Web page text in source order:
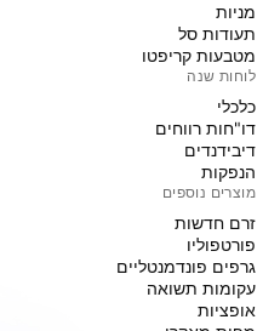
מניות‏
תעודות סל
מטבעות קריפטו
לוחות שנה
כלכלי
דו"חות רווחים
דיבידנדים
הנפקות
מוצרים נוספים
זרם חדשות
פורטפוליו
גרפים פונדמנטליים
עקומות תשואה
אופציות